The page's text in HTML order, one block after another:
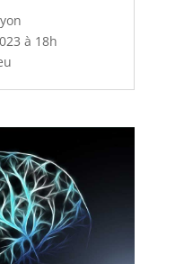
à 18h